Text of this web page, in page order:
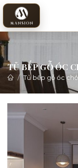
TỦ BẾP GỖ ÓC
Tủ bếp gỗ óc chó